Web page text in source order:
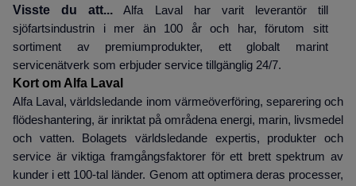
Visste du att... Alfa Laval har varit leverantör till
sjöfartsindustrin i mer än 100 år och har, förutom sitt
sortiment av premiumprodukter, ett globalt marint
servicenätverk som erbjuder service tillgänglig 24/7.
Kort om Alfa Laval
Alfa Laval, världsledande inom värmeöverföring, separering och
flödeshantering, är inriktat på områdena energi, marin, livsmedel
och vatten. Bolagets världsledande expertis, produkter och
service är viktiga framgångsfaktorer för ett brett spektrum av
kunder i ett 100-tal länder. Genom att optimera deras processer,